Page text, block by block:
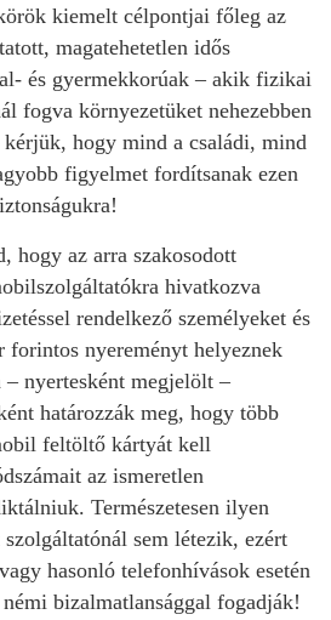
kiemelt célpontjai főleg az
magatehetetlen idős
és gyermekkorúak – akik fizikai
fogva környezetüket nehezebben
kérjük, hogy mind a családi, mind
figyelmet fordítsanak ezen
hogy az arra szakosodott
hivatkozva
rendelkező személyeket és
forintos nyereményt helyeznek
nyertesként megjelölt –
határozzák meg, hogy több
feltöltő kártyát kell
az ismeretlen
Természetesen ilyen
sem létezik, ezért
hasonló telefonhívások esetén
bizalmatlansággal fogadják!